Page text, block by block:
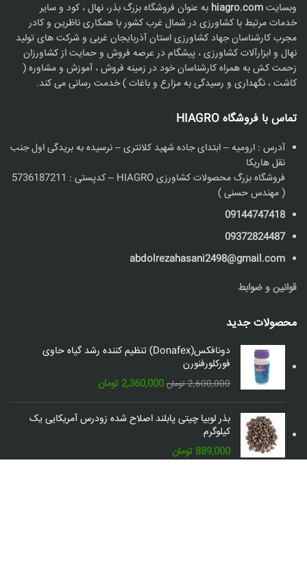
وبسایتhiagro.com به عنوان فروشگاه بزرگ بذر، نهال ، کود و سایر
خدمات مرتبط با کشاورزی در شمال غرب کشور با همکاری ناظرین و کادر
مجرب کارشناسان جهاد کشاورزی استان آذربایجان غربی و شرکت های تولید
نهال و ابزارآلات کشاورزی ، پیشگام در عرصه فروش و حمایت از کشاورزان
زحمت کش به همراه کارشناسان خود در زمینه فروش ، آموزش و مشاوره (
کاشت ، نگهداری و رسیدگی به مزارع و باغات ) خدمت رسانی می کند.
تماس با فروشگاه HIAGRO
آدرس : ارومیه – ابتدای جاده شهید کلانتری – نرسیده به بریدگی اول جنب
نقل هاریکا
فروشگاه بزرگ محصولات کشاورزی HIAGRO – کدپستی : 5736187211
( مهندس حسنی )
09144747418
09372824487
abdolrezahasani2498@gmail.com
قوانین و ضوابط
محصولات جدید
دونافکس(Donafex) تنظیم کننده رشد گیاه حاوی
فورکلورفنورن
2,600,000 تومان قیمت
اصلی:
2,600,000 تومان
2,360,000 تومانقیمت
فعلی:
2,360,000 تومان.
بذر لوبیا چیتی پابلند اصلاح شده زودرس آمریکایی یک
کیلوگرم
889,000 تومان